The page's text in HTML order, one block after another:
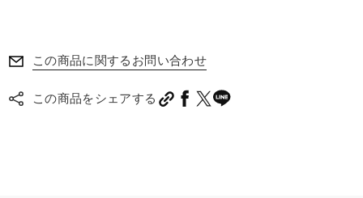
この商品に関するお問い合わせ
この商品をシェアする